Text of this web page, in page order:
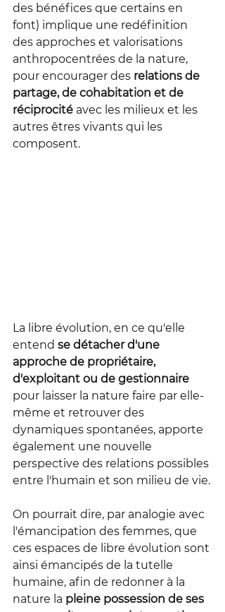
des bénéfices que certains en
font) implique une redéfinition
des approches et valorisations
anthropocentrées de la nature,
pour encourager des relations de
partage, de cohabitation et de
réciprocité avec les milieux et les
autres êtres vivants qui les
composent.
La libre évolution, en ce qu'elle
entend se détacher d'une
approche de propriétaire,
d'exploitant ou de gestionnaire
pour laisser la nature faire par elle-
même et retrouver des
dynamiques spontanées, apporte
également une nouvelle
perspective des relations possibles
entre l'humain et son milieu de vie.
On pourrait dire, par analogie avec
l'émancipation des femmes, que
ces espaces de libre évolution sont
ainsi émancipés de la tutelle
humaine, afin de redonner à la
nature la pleine possession de ses